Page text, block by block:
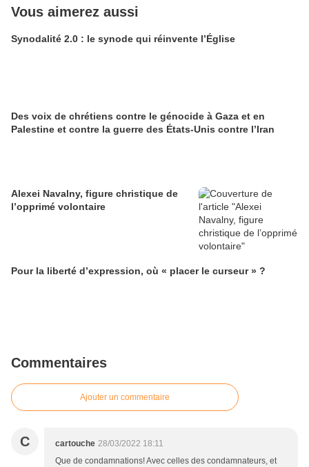
Vous aimerez aussi
Synodalité 2.0 : le synode qui réinvente l’Église
Des voix de chrétiens contre le génocide à Gaza et en
Palestine et contre la guerre des États-Unis contre l’Iran
Alexei Navalny, figure christique de
l’opprimé volontaire
Pour la liberté d’expression, où « placer le curseur » ?
Commentaires
Ajouter un commentaire
C cartouche 28/03/2022 18:11
Que de condamnations! Avec celles des condamnateurs, et